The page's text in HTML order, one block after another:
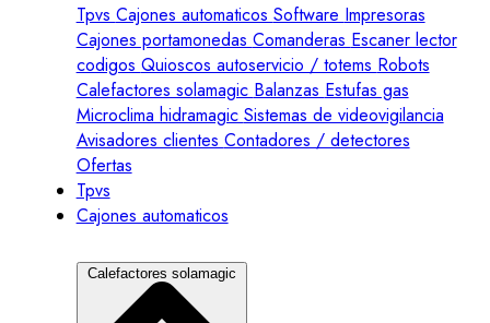
Tpvs Cajones automaticos Software Impresoras
Cajones portamonedas Comanderas Escaner lector
codigos Quioscos autoservicio / totems Robots
Calefactores solamagic Balanzas Estufas gas
Microclima hidramagic Sistemas de videovigilancia
Avisadores clientes Contadores / detectores
Ofertas
Tpvs
Cajones automaticos
Calefactores solamagic